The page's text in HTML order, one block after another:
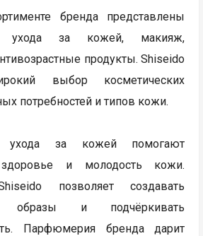
бренда представлены
ухода за кожей, макияж,
продукты. Shiseido
выбор косметических
потребностей и типов кожи.
ухода за кожей помогают
здоровье и молодость кожи.
позволяет создавать
образы и подчёркивать
Парфюмерия бренда дарит